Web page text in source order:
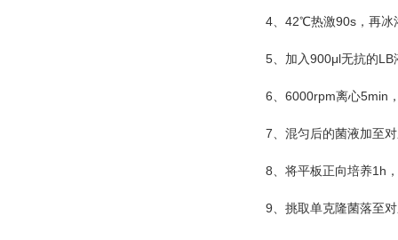
4、 42℃热激90s ，再冰
5、加入900μl无抗的LB
6、 6000rpm离心5min
7、混匀后的菌液加至
8、将平板正向培养1h
9、挑取单克隆菌落至